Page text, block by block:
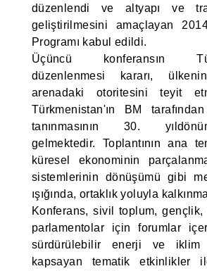
düzenlendi ve altyapı ve
geliştirilmesini amaçlayan
Programı kabul edildi.
Üçüncü konferansın
düzenlenmesi kararı,
arenadaki otoritesini teyit
Türkmenistan'ın BM tarafından
tanınmasının 30.
gelmektedir. Toplantının ana
küresel ekonominin
sistemlerinin dönüşümü gibi
ışığında, ortaklık yoluyla
Konferans, sivil toplum,
parlamentolar için forumlar
sürdürülebilir enerji ve iklim
kapsayan tematik etkinlikler